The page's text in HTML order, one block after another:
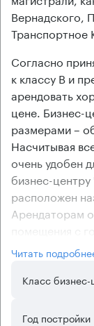
Вернадского,
Транспортное
Согласно
к классу В и
арендовать
цене. Бизнес-
размерами –
Насчитывая
очень удобен
бизнес-
расположен
Арендаторам
могут быть
Офисные
сплит-
Читать
Класс бизнес-
Год постройки